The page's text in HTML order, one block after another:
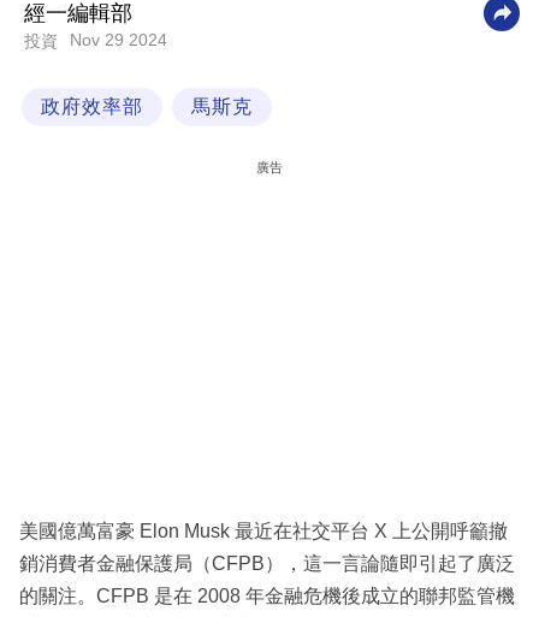
科
區
經一編輯部
投資 Nov 29 2024
政府效率部 馬斯克
廣告
美國億萬富豪 Elon Musk 最近在社交平台 X 上公開呼籲撤
銷消費者金融保護局（CFPB），這一言論隨即引起了廣泛
的關注。CFPB 是在 2008 年金融危機後成立的聯邦監管機